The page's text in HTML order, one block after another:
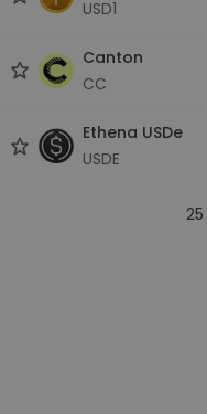
USD1
Canton
CC
Ethena USDe
USDE
25